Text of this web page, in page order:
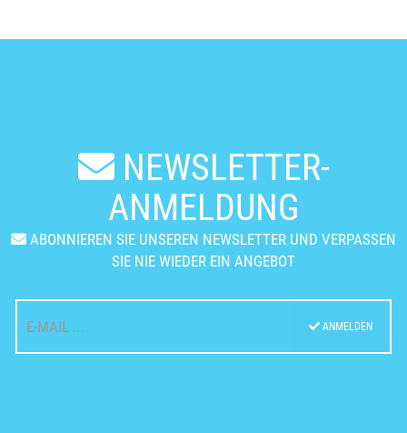
NEWSLETTER-
ANMELDUNG
ABONNIEREN SIE UNSEREN NEWSLETTER UND VERPASSEN
SIE NIE WIEDER EIN ANGEBOT
ANMELDEN